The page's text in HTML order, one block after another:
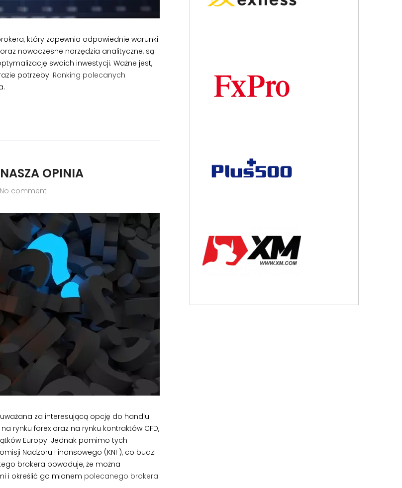
który zapewnia odpowiednie warunki
nowoczesne narzędzia analityczne, są
swoich inwestycji. Ważne jest,
potrzeby. Ranking polecanych
OPINIA
No comment
za interesującą opcję do handlu
rynku forex oraz na rynku kontraktów CFD,
Europy. Jednak pomimo tych
Nadzoru Finansowego (KNF), co budzi
brokera powoduje, że można
i określić go mianem polecanego brokera